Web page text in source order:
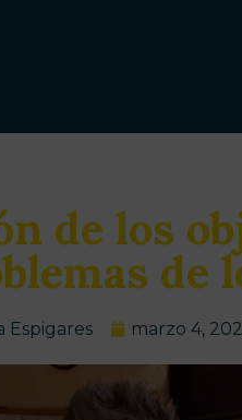
de los
de
Espigares marzo 4,